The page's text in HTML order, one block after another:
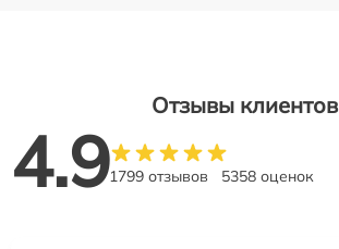
Отзывы клиентов
4.91799 отзывов 5358 оценок